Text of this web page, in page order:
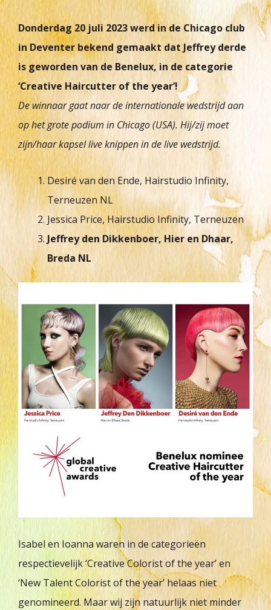
Donderdag 20 juli 2023 werd in de Chicago club
in Deventer bekend gemaakt dat Jeffrey derde
is geworden van de Benelux, in de categorie
‘Creative Haircutter of the year’!
De winnaar gaat naar de internationale wedstrijd aan
op het grote podium in Chicago (USA). Hij/zij moet
zijn/haar kapsel live knippen in de live wedstrijd.
Desiré van den Ende, Hairstudio Infinity,
Terneuzen NL
Jessica Price, Hairstudio Infinity, Terneuzen
Jeffrey den Dikkenboer, Hier en Dhaar,
Breda NL
Isabel en Ioanna waren in de categorieën
respectievelijk ‘Creative Colorist of the year’ en
‘New Talent Colorist of the year’ helaas niet
genomineerd. Maar wij zijn natuurlijk niet minder